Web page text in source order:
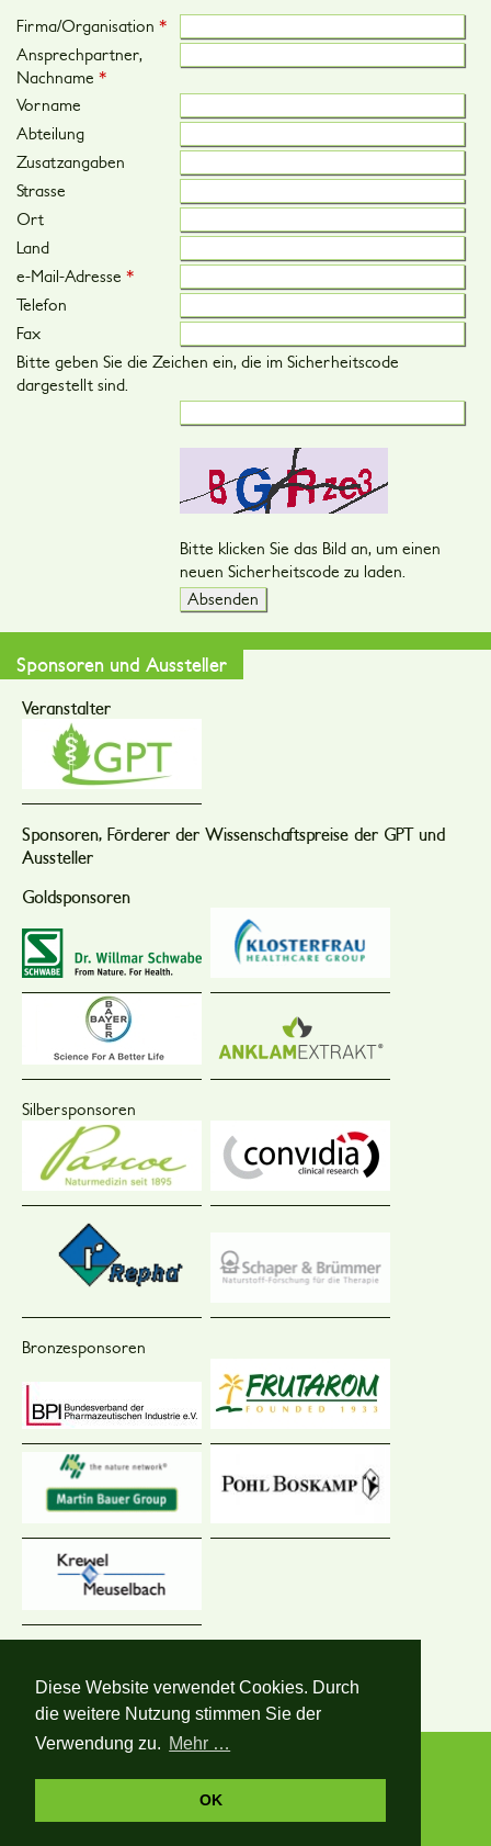
Diese Website verwendet Cookies. Durch
die weitere Nutzung stimmen Sie der
Verwendung zu. Mehr …
OK
Firma/Organisation *
Ansprechpartner,
Nachname *
Vorname
Abteilung
Zusatzangaben
Strasse
Ort
Land
e-Mail-Adresse *
Telefon
Fax
Bitte geben Sie die Zeichen ein, die im Sicherheitscode
dargestellt sind.
Bitte klicken Sie das Bild an, um einen
neuen Sicherheitscode zu laden.
Sponsoren und Aussteller
Veranstalter
Sponsoren, Förderer der Wissenschaftspreise der GPT und
Aussteller
Goldsponsoren
Silbersponsoren
Bronzesponsoren